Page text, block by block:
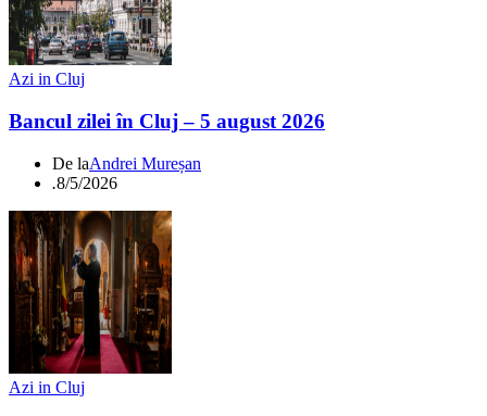
Azi in Cluj
Bancul zilei în Cluj – 5 august 2026
De laAndrei Mureșan
.8/5/2026
Azi in Cluj